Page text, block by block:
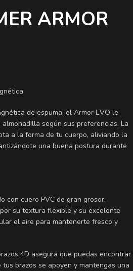
ARMOR
de espuma, el Armor EVO le
según sus preferencias. La
a la forma de tu cuerpo, aliviando la
una buena postura durante
con cuero PVC de gran grosor,
su textura flexible y su excelente
el aire para mantenerte fresco y
4D asegura que puedas encontrar
brazos se apoyen y mantengas una